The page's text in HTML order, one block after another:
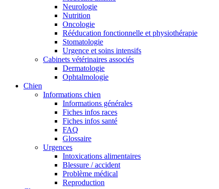
Neurologie
Nutrition
Oncologie
Rééducation fonctionnelle et physiothérapie
Stomatologie
Urgence et soins intensifs
Cabinets vétérinaires associés
Dermatologie
Ophtalmologie
Chien
Informations chien
Informations générales
Fiches infos races
Fiches infos santé
FAQ
Glossaire
Urgences
Intoxications alimentaires
Blessure / accident
Problème médical
Reproduction